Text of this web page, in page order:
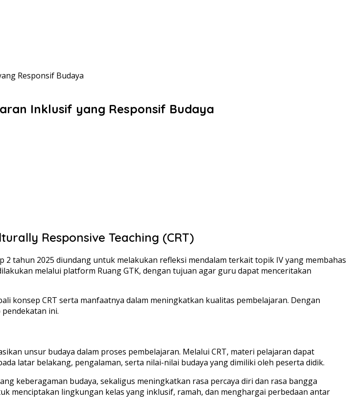
Responsif Budaya
Inklusif yang Responsif Budaya
Responsive Teaching (CRT)
tahun 2025 diundang untuk melakukan refleksi mendalam terkait topik IV yang membahas
melalui platform Ruang GTK, dengan tujuan agar guru dapat menceritakan
konsep CRT serta manfaatnya dalam meningkatkan kualitas pembelajaran. Dengan
ini.
unsur budaya dalam proses pembelajaran. Melalui CRT, materi pelajaran dapat
latar belakang, pengalaman, serta nilai-nilai budaya yang dimiliki oleh peserta didik.
keberagaman budaya, sekaligus meningkatkan rasa percaya diri dan rasa bangga
menciptakan lingkungan kelas yang inklusif, ramah, dan menghargai perbedaan antar